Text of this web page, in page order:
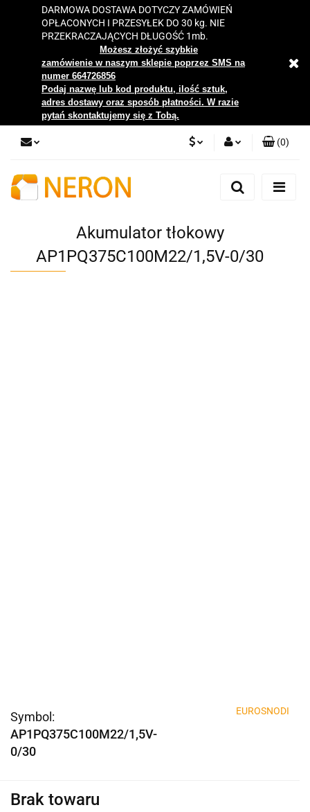
DARMOWA DOSTAWA DOTYCZY ZAMÓWIEŃ
OPŁACONYCH I PRZESYŁEK DO 30 kg. NIE
PRZEKRACZAJĄCYCH DŁUGOŚĆ 1mb.
Możesz złożyć szybkie
zamówienie w naszym sklepie poprzez SMS na
numer 664726856
Podaj nazwę lub kod produktu, ilość sztuk,
adres dostawy oraz sposób płatności. W razie
pytań skontaktujemy się z Tobą.
Zaloguj się
Zgody cookies
(0)
Akumulator tłokowy
AP1PQ375C100M22/1,5V-0/30
Symbol:
AP1PQ375C100M22/1,5V-
0/30
EUROSNODI
Brak towaru